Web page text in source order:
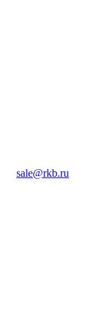
sale@rkb.ru